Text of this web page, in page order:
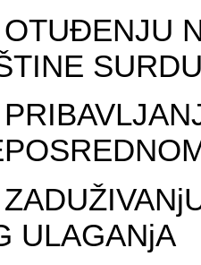
OTUĐENJU
ULAGANjA